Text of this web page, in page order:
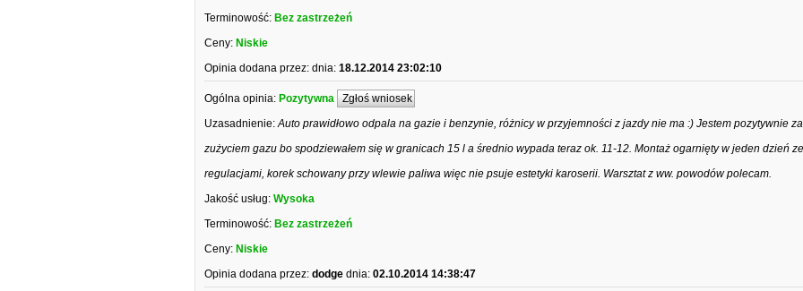
Terminowość: Bez zastrzeżeń
Ceny: Niskie
Opinia dodana przez: dnia: 18.12.2014 23:02:10
Ogólna opinia: Pozytywna Zgłoś wniosek
Uzasadnienie: Auto prawidłowo odpala na gazie i benzynie, różnicy w przyjemności z jazdy nie ma :) Jestem pozytywnie
zużyciem gazu bo spodziewałem się w granicach 15 l a średnio wypada teraz ok. 11-12. Montaż ogarnięty w jeden dzień
regulacjami, korek schowany przy wlewie paliwa więc nie psuje estetyki karoserii. Warsztat z ww. powodów polecam.
Jakość usług: Wysoka
Terminowość: Bez zastrzeżeń
Ceny: Niskie
Opinia dodana przez: dodge dnia: 02.10.2014 14:38:47